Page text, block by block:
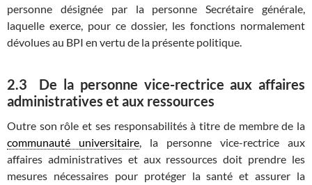
personne désignée par la personne Secrétaire générale,
laquelle exerce, pour ce dossier, les fonctions normalement
dévolues au BPI en vertu de la présente politique.
2.3 De la personne vice-rectrice aux affaires
administratives et aux ressources
Outre son rôle et ses responsabilités à titre de membre de la
communauté universitaire, la personne vice-rectrice aux
affaires administratives et aux ressources doit prendre les
mesures nécessaires pour protéger la santé et assurer la